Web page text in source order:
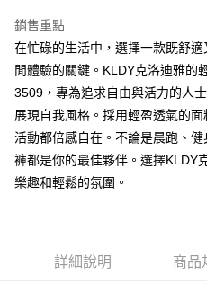
免運費
7-11取貨付款
免運費
付款後7-11取貨
免運費
宅配
免運費
銷售重點
在忙碌的生活中，選擇一款既舒
閒體驗的關鍵。KLDY克洛迪雅的
3509，專為追求自由與活力的人
展現自我風格。採用輕盈透氣的
活動都倍感自在。不論是晨跑、
褲都是你的最佳夥伴。選擇KLDY
樂趣和輕鬆的氛圍。
詳細說明 商品